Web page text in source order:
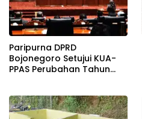
Paripurna DPRD
Bojonegoro Setujui KUA-
PPAS Perubahan Tahun